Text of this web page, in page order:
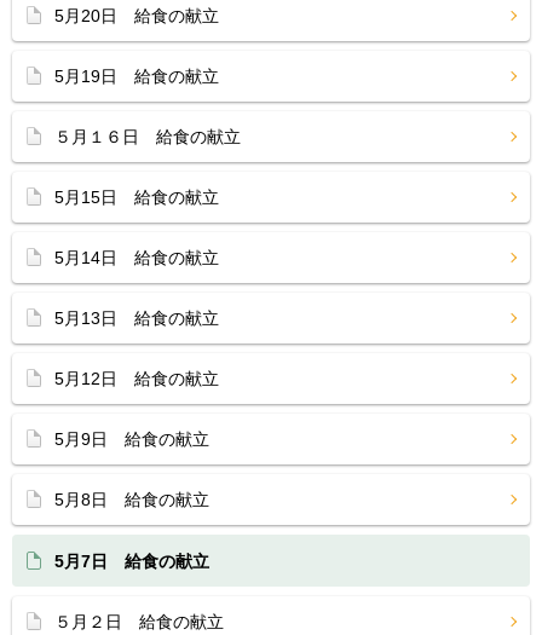
5月20日 給食の献立
5月19日 給食の献立
５月１６日 給食の献立
5月15日 給食の献立
5月14日 給食の献立
5月13日 給食の献立
5月12日 給食の献立
5月9日 給食の献立
5月8日 給食の献立
5月7日 給食の献立
５月２日 給食の献立